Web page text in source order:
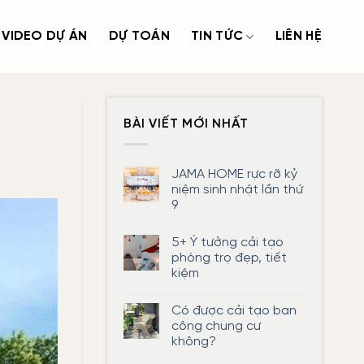
VIDEO DỰ ÁN DỰ TOÁN TIN TỨC LIÊN HỆ
BÀI VIẾT MỚI NHẤT
JAMA HOME rực rỡ kỷ
niệm sinh nhật lần thứ
9
bình
luận
ở
JAMA
rỡ
kỷ
niệm
sinh
nhật
5+ Ý tưởng cải tạo
phòng trọ đẹp, tiết
kiệm
bình
luận
ở
5+
Có được cải tạo ban
công chung cư
không?